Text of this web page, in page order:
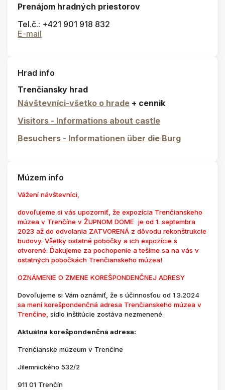
Prenájom hradných priestorov
Tel.č.: +421 901 918 832
E-mail
Hrad info
Trenčiansky hrad
Návštevníci-všetko o hrade + cennik
Visitors - Informations about castle
Besuchers - Informationen über die Burg
Múzem info
Vážení návštevníci,
dovoľujeme si vás upozorniť, že expozícia Trenčianskeho
múzea v Trenčíne v ŽUPNOM DOME je od 1. septembra
2023 až do odvolania ZATVORENÁ z dôvodu rekonštrukcie
budovy. Všetky ostatné pobočky a ich expozície s
otvorené. Ďakujeme za pochopenie a tešíme sa na vás v
ostatných pobočkách Trenčianskeho múzea!
OZNÁMENIE O ZMENE KOREŠPONDENČNEJ ADRESY
Dovoľujeme si Vám oznámiť, že s účinnosťou od 1.3.2024
sa mení korešpondenčná adresa Trenčianskeho múzea v
Trenčíne, sídlo inštitúcie zostáva nezmenené.
Aktuálna korešpondenčná adresa:
Trenčianske múzeum v Trenčíne
Jilemnického 532/2
911 01 Trenčín